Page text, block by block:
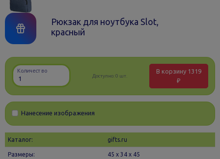
Рюкзак для ноутбука Slot,
красный
Количество
Доступно:0 шт.
В корзину 1319
₽
Нанесение изображения
Каталог: gifts.ru
Размеры: 45 х 34 x 45